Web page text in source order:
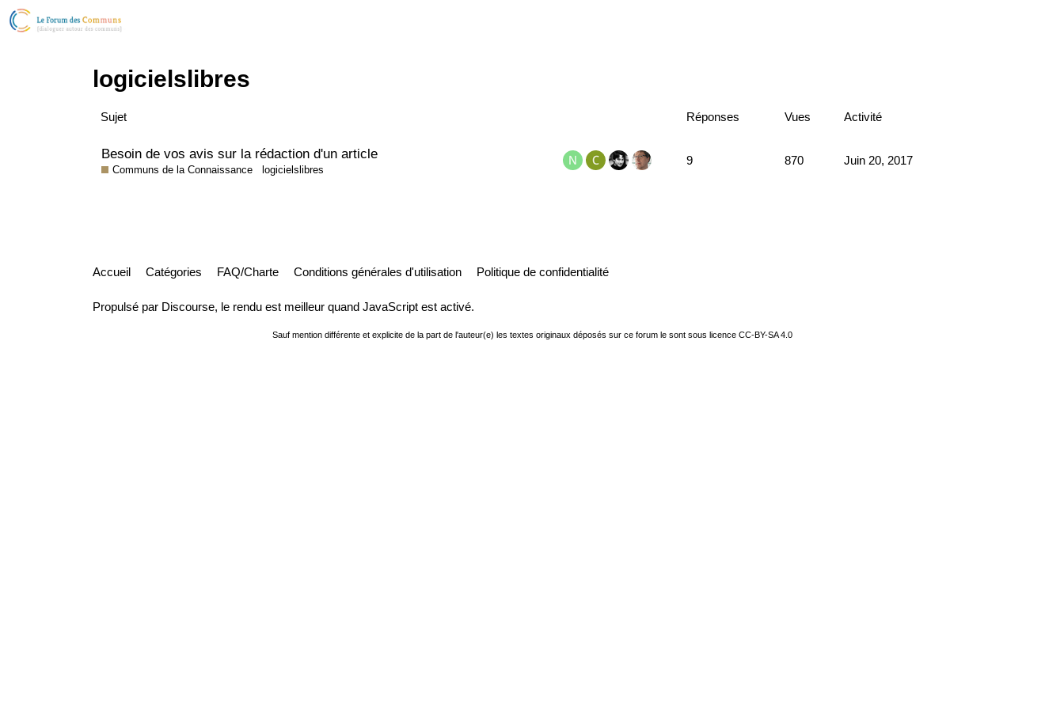
logicielslibres
Sujet Réponses Vues Activité
Besoin de vos avis sur la rédaction d'un article
Communs de la Connaissance logicielslibres
9 870 Juin 20, 2017
Accueil Catégories FAQ/Charte Conditions générales d'utilisation Politique de confidentialité
Propulsé par Discourse, le rendu est meilleur quand JavaScript est activé.
Sauf mention différente et explicite de la part de l'auteur(e) les textes originaux déposés sur ce forum le sont sous licence CC-BY-SA 4.0